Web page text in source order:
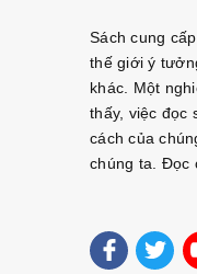
Sách cung
thế giới ý
khác. Một
thấy, việc đọc
cách của
chúng ta. Đọc